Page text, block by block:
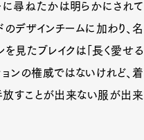
に尋ねたかは明らかにされて
のデザインチームに加わり、名
を見たブレイクは「長く愛せる
ンの権威ではないけれど、着
放すことが出来ない服が出来